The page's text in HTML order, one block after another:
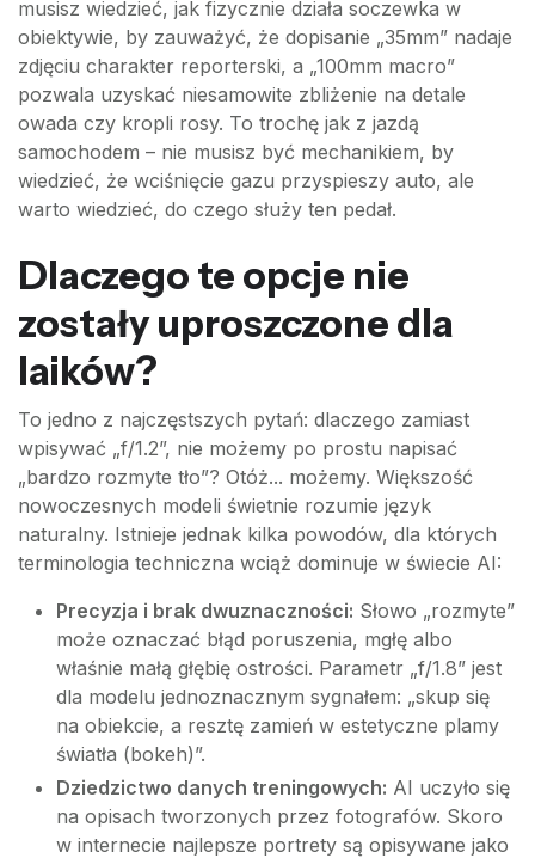
musisz wiedzieć, jak fizycznie działa soczewka w
obiektywie, by zauważyć, że dopisanie „35mm” nadaje
zdjęciu charakter reporterski, a „100mm macro”
pozwala uzyskać niesamowite zbliżenie na detale
owada czy kropli rosy. To trochę jak z jazdą
samochodem – nie musisz być mechanikiem, by
wiedzieć, że wciśnięcie gazu przyspieszy auto, ale
warto wiedzieć, do czego służy ten pedał.
Dlaczego te opcje nie
zostały uproszczone dla
laików?
To jedno z najczęstszych pytań: dlaczego zamiast
wpisywać „f/1.2”, nie możemy po prostu napisać
„bardzo rozmyte tło”? Otóż... możemy. Większość
nowoczesnych modeli świetnie rozumie język
naturalny. Istnieje jednak kilka powodów, dla których
terminologia techniczna wciąż dominuje w świecie AI:
Precyzja i brak dwuznaczności: Słowo „rozmyte”
może oznaczać błąd poruszenia, mgłę albo
właśnie małą głębię ostrości. Parametr „f/1.8” jest
dla modelu jednoznacznym sygnałem: „skup się
na obiekcie, a resztę zamień w estetyczne plamy
światła (bokeh)”.
Dziedzictwo danych treningowych: AI uczyło się
na opisach tworzonych przez fotografów. Skoro
w internecie najlepsze portrety są opisywane jako